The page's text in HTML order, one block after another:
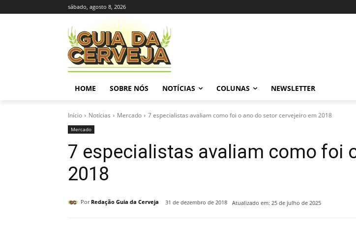
sábado, agosto 8, 2026
HOME SOBRE NÓS NOTÍCIAS COLUNAS NEWSLETTER
Início Notícias Mercado 7 especialistas avaliam como foi o ano do setor cervejeiro em 2018
Mercado
7 especialistas avaliam como foi
2018
Por Redação Guia da Cerveja 31 de dezembro de 2018 Atualizado em: 25 de julho de 2025